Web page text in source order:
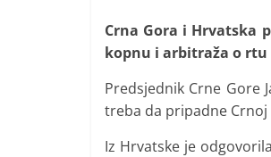
Crna Gora i Hrvatska
kopnu i arbitraža o rtu
Predsjednik Crne Gore
treba da pripadne Crnoj
Iz Hrvatske je